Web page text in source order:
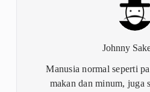
Johnny
Manusia normal seperti
makan dan minum, juga